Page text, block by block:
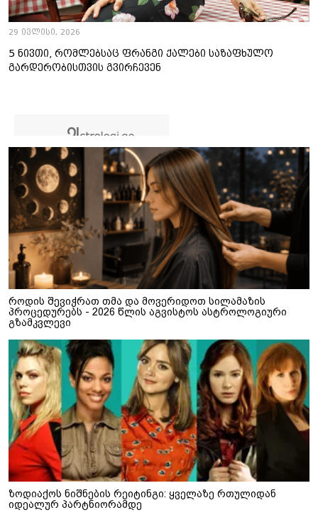
29 ივლისი, 2026
5 ნივთი, რომლებსაც ფრანგი ქალები საზაფხულო
გარდერობისთვის გვირჩევენ
როდის შევიჭრათ თმა და მოვერიდოთ სილამაზის
პროცედურებს - 2026 წლის აგვისტოს ასტროლოგიური
გზამკვლევი
ზოდიაქოს ნიშნების რეიტინგი: ყველაზე რთულიდან
იდეალურ პარტნიორამდე